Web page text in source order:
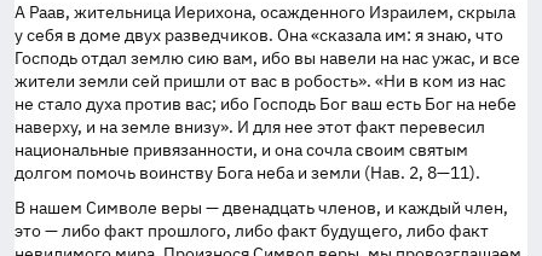
А Раав, жительница Иерихона, осажденного Израилем, скрыла
у себя в доме двух разведчиков. Она «сказала им: я знаю, что
Господь отдал землю сию вам, ибо вы навели на нас ужас, и все
жители земли сей пришли от вас в робость». «Ни в ком из нас
не стало духа против вас; ибо Господь Бог ваш есть Бог на небе
наверху, и на земле внизу». И для нее этот факт перевесил
национальные привязанности, и она сочла своим святым
долгом помочь воинству Бога неба и земли (Нав. 2, 8—11).
В нашем Символе веры — двенадцать членов, и каждый член,
это — либо факт прошлого, либо факт будущего, либо факт